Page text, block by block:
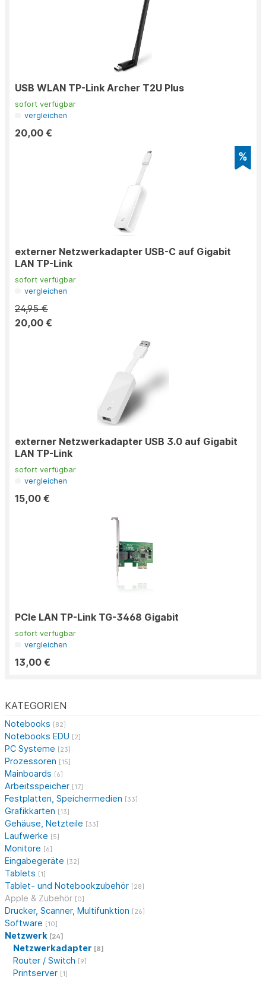
KATEGORIEN
Notebooks [82]
Notebooks EDU [2]
PC Systeme [23]
Prozessoren [15]
Mainboards [6]
Arbeitsspeicher [17]
Festplatten, Speichermedien [33]
Grafikkarten [13]
Gehäuse, Netzteile [33]
Laufwerke [5]
Monitore [6]
Eingabegeräte [32]
Tablets [1]
Tablet- und Notebookzubehör [28]
Apple & Zubehör [0]
Drucker, Scanner, Multifunktion [26]
Software [10]
Netzwerk [24]
Netzwerkadapter [8]
Router / Switch [9]
Printserver [1]
USB WLAN TP-Link Archer T2U Plus
sofort verfügbar
vergleichen
20,00 €
externer Netzwerkadapter USB-C auf Gigabit
LAN TP-Link
sofort verfügbar
vergleichen
24,95 €
20,00 €
externer Netzwerkadapter USB 3.0 auf Gigabit
LAN TP-Link
sofort verfügbar
vergleichen
15,00 €
PCIe LAN TP-Link TG-3468 Gigabit
sofort verfügbar
vergleichen
13,00 €